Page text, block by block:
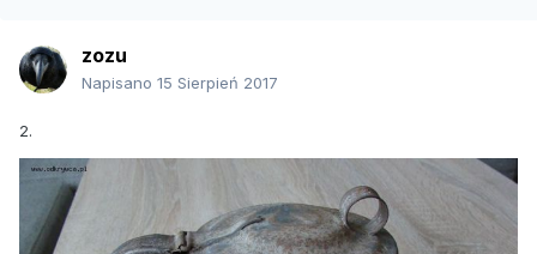
zozu
Napisano 15 Sierpień 2017
2.